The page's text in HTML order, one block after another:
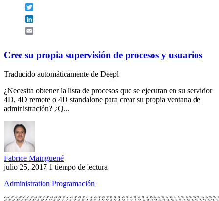
Cree su propia supervisión de procesos y usuarios
Traducido automáticamente de Deepl
¿Necesita obtener la lista de procesos que se ejecutan en su servidor
4D, 4D remote o 4D standalone para crear su propia ventana de
administración? ¿Q...
Fabrice Mainguené
julio 25, 2017 1 tiempo de lectura
Administration Programación